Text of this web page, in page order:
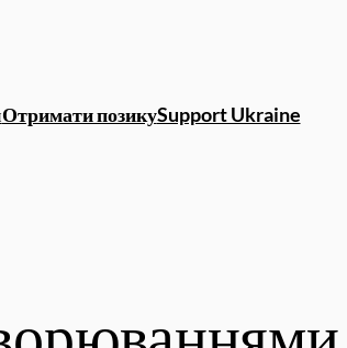
Отримати позикуSupport Ukraine